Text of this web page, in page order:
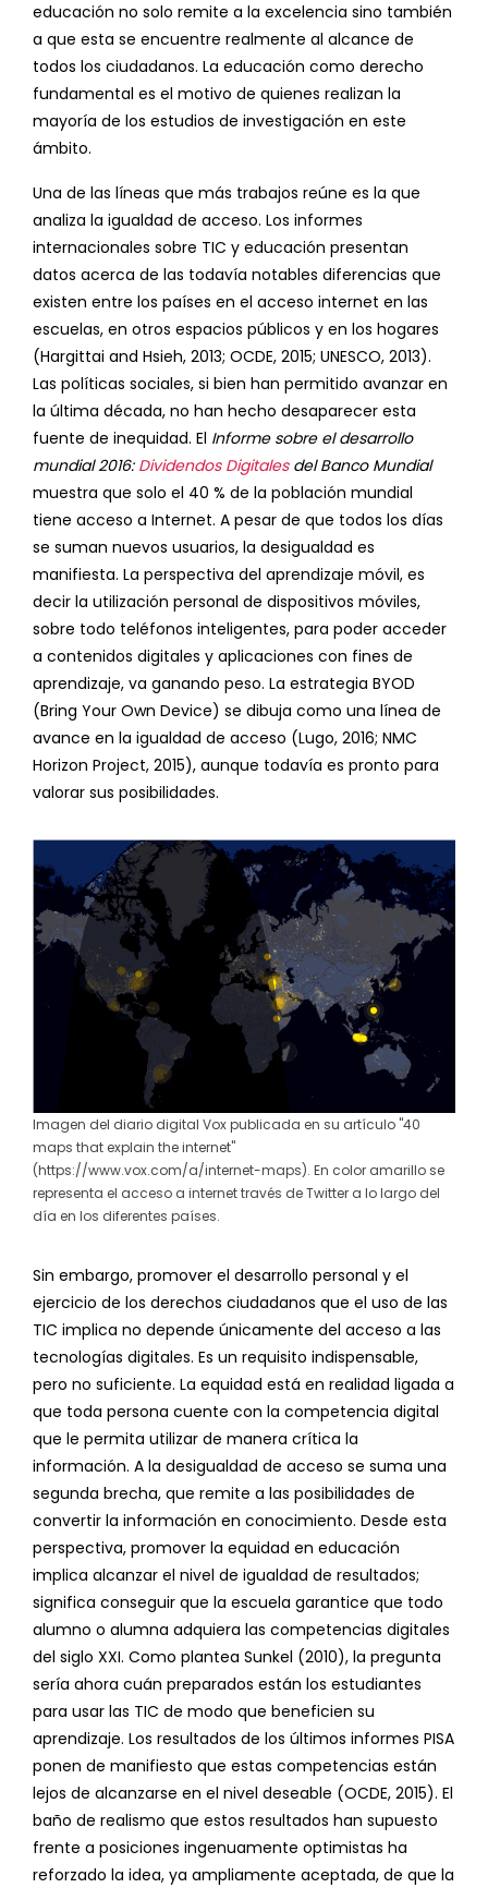
educación no solo remite a la excelencia sino también
a que esta se encuentre realmente al alcance de
todos los ciudadanos. La educación como derecho
fundamental es el motivo de quienes realizan la
mayoría de los estudios de investigación en este
ámbito.
Una de las líneas que más trabajos reúne es la que
analiza la igualdad de acceso. Los informes
internacionales sobre TIC y educación presentan
datos acerca de las todavía notables diferencias que
existen entre los países en el acceso internet en las
escuelas, en otros espacios públicos y en los hogares
(Hargittai and Hsieh, 2013; OCDE, 2015; UNESCO, 2013).
Las políticas sociales, si bien han permitido avanzar en
la última década, no han hecho desaparecer esta
fuente de inequidad. El Informe sobre el desarrollo
mundial 2016: Dividendos Digitalesdel Banco Mundial
muestra que solo el 40 % de la población mundial
tiene acceso a Internet. A pesar de que todos los días
se suman nuevos usuarios, la desigualdad es
manifiesta. La perspectiva del aprendizaje móvil, es
decir la utilización personal de dispositivos móviles,
sobre todo teléfonos inteligentes, para poder acceder
a contenidos digitales y aplicaciones con fines de
aprendizaje, va ganando peso. La estrategia BYOD
(Bring Your Own Device) se dibuja como una línea de
avance en la igualdad de acceso (Lugo, 2016; NMC
Horizon Project, 2015), aunque todavía es pronto para
valorar sus posibilidades.
Imagen del diario digital Vox publicada en su artículo "40
maps that explain the internet"
(https://www.vox.com/a/internet-maps). En color amarillo se
representa el acceso a internet través de Twitter a lo largo del
día en los diferentes países.
Sin embargo, promover el desarrollo personal y el
ejercicio de los derechos ciudadanos que el uso de las
TIC implica no depende únicamente del acceso a las
tecnologías digitales. Es un requisito indispensable,
pero no suficiente. La equidad está en realidad ligada a
que toda persona cuente con la competencia digital
que le permita utilizar de manera crítica la
información. A la desigualdad de acceso se suma una
segunda brecha, que remite a las posibilidades de
convertir la información en conocimiento. Desde esta
perspectiva, promover la equidad en educación
implica alcanzar el nivel de igualdad de resultados;
significa conseguir que la escuela garantice que todo
alumno o alumna adquiera las competencias digitales
del siglo XXI. Como plantea Sunkel (2010), la pregunta
sería ahora cuán preparados están los estudiantes
para usar las TIC de modo que beneficien su
aprendizaje. Los resultados de los últimos informes PISA
ponen de manifiesto que estas competencias están
lejos de alcanzarse en el nivel deseable (OCDE, 2015). El
baño de realismo que estos resultados han supuesto
frente a posiciones ingenuamente optimistas ha
reforzado la idea, ya ampliamente aceptada, de que la